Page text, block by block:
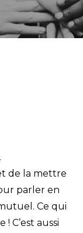
de la mettre
parler en
Ce qui
C’est aussi